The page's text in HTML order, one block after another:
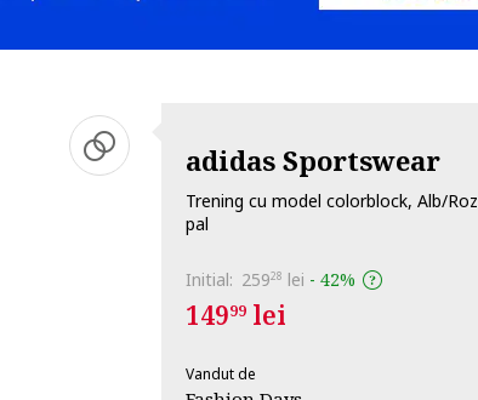
adidas Sportswear
Trening cu model colorblock, Alb/Roz
pal
Initial: 25928 lei - 42%
14999lei
Vandut de